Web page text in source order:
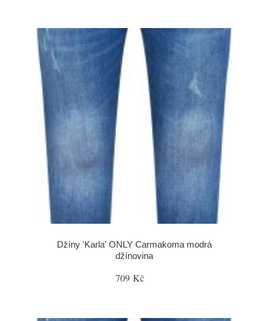
Džíny 'Karla' ONLY Carmakoma modrá
džínovina
709 Kč